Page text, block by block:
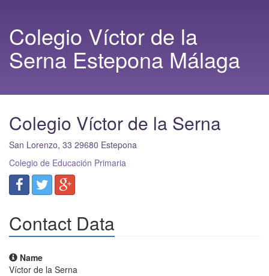
Colegio Víctor de la
Serna Estepona Málaga
Colegio Víctor de la Serna
San Lorenzo, 33 29680 Estepona
Colegio de Educación Primaria
Contact Data
Name
Víctor de la Serna